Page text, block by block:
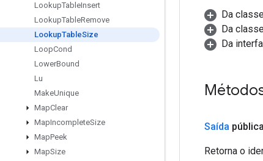
LookupTableInsert
LookupTableRemove
LookupTableSize
LoopCond
LowerBound
Lu
MakeUnique
MapClear
MapIncompleteSize
MapPeek
MapSize
Da
Da
Da
Saída
Retorna o